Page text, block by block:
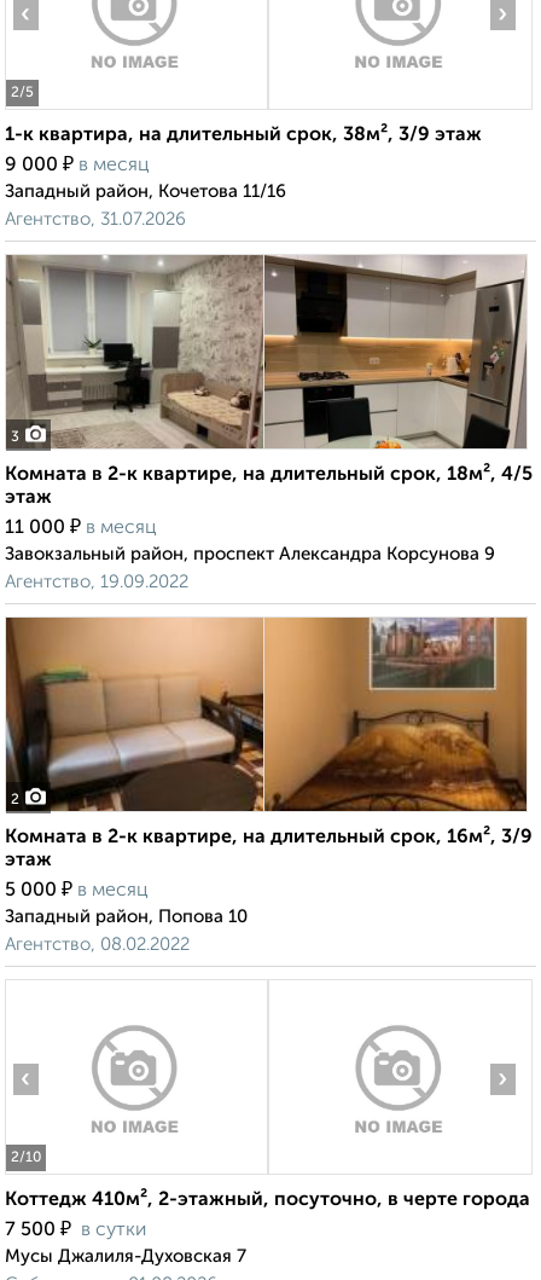
2/5
‹ ›
1-к квартира, на длительный срок, 38м², 3/9 этаж
9 000 ₽ в месяц
Западный район, Кочетова 11/16
Агентство, 31.07.2026
3
Комната в 2-к квартире, на длительный срок, 18м², 4/5
этаж
11 000 ₽ в месяц
Завокзальный район, проспект Александра Корсунова 9
Агентство, 19.09.2022
2
Комната в 2-к квартире, на длительный срок, 16м², 3/9
этаж
5 000 ₽ в месяц
Западный район, Попова 10
Агентство, 08.02.2022
2/10
‹ ›
Коттедж 410м², 2-этажный, посуточно, в черте города
7 500 ₽ в сутки
Мусы Джалиля-Духовская 7